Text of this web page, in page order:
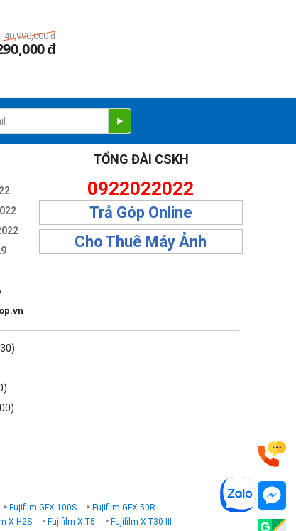
40,990,000 đ
đ
TỔNG ĐÀI CSKH
0922022022
Trả Góp Online
Cho Thuê Máy Ảnh
Fujifilm GFX 100S
Fujifilm GFX 50R
X-H2S Fujifilm X-T5 Fujifilm X-T30 III